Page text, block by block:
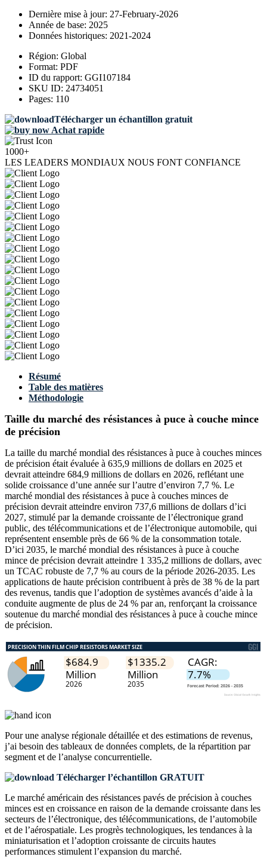
Dernière mise à jour: 27-February-2026
Année de base: 2025
Données historiques: 2021-2024
Région: Global
Format: PDF
ID du rapport: GGI107184
SKU ID: 24734051
Pages: 110
Télécharger un échantillon gratuit
Achat rapide
1000+
LES LEADERS MONDIAUX NOUS FONT CONFIANCE
Résumé
Table des matières
Méthodologie
Taille du marché des résistances à puce à couche mince
de précision
La taille du marché mondial des résistances à puce à couches minces
de précision était évaluée à 635,9 millions de dollars en 2025 et
devrait atteindre 684,9 millions de dollars en 2026, reflétant une
solide croissance d’une année sur l’autre d’environ 7,7 %. Le
marché mondial des résistances à puce à couches minces de
précision devrait atteindre environ 737,6 millions de dollars d’ici
2027, stimulé par la demande croissante de l’électronique grand
public, des télécommunications et de l’électronique automobile, qui
représentent ensemble près de 66 % de la consommation totale.
D’ici 2035, le marché mondial des résistances à puce à couche
mince de précision devrait atteindre 1 335,2 millions de dollars, avec
un TCAC robuste de 7,7 % au cours de la période 2026-2035. Les
applications de haute précision contribuent à près de 38 % de la part
des revenus, tandis que l’adoption de systèmes avancés d’aide à la
conduite augmente de plus de 24 % par an, renforçant la croissance
soutenue du marché mondial des résistances à puce à couche mince
de précision.
Pour une analyse régionale détaillée et des estimations de revenus,
j’ai besoin des tableaux de données complets, de la répartition par
segment et de l’analyse concurrentielle.
Télécharger l’échantillon GRATUIT
Le marché américain des résistances pavés de précision à couches
minces est en croissance en raison de la demande croissante dans les
secteurs de l’électronique, des télécommunications, de l’automobile
et de l’aérospatiale. Les progrès technologiques, les tendances à la
miniaturisation et l’adoption croissante de circuits hautes
performances stimulent l’expansion du marché.